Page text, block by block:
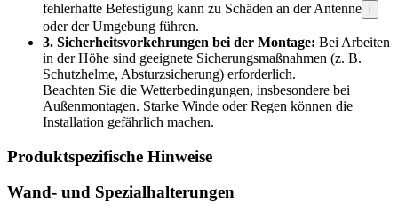
fehlerhafte Befestigung kann zu Schäden an der Antenne i
oder der Umgebung führen.
3. Sicherheitsvorkehrungen bei der Montage: Bei Arbeiten
in der Höhe sind geeignete Sicherungsmaßnahmen (z. B.
Schutzhelme, Absturzsicherung) erforderlich.
Beachten Sie die Wetterbedingungen, insbesondere bei
Außenmontagen. Starke Winde oder Regen können die
Installation gefährlich machen.
Produktspezifische Hinweise
Wand- und Spezialhalterungen